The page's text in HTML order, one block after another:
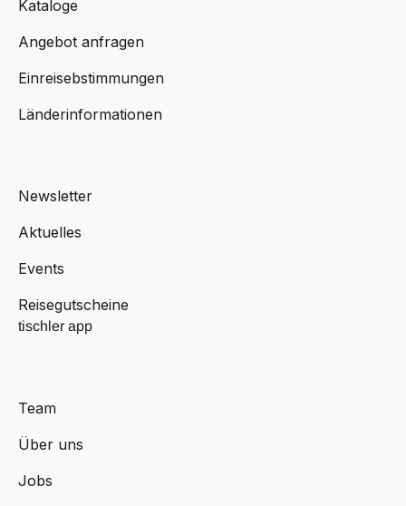
Kataloge
Angebot anfragen
Einreisebstimmungen
Länderinformationen
Newsletter
Aktuelles
Events
Reisegutscheine
tischler app
Team
Über uns
Jobs